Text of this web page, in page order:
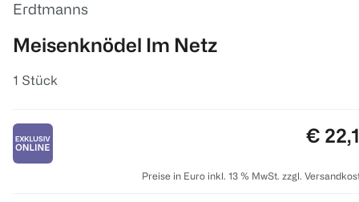
Erdtmanns
Meisenknödel Im Netz
1 Stück
Preis:
€
Preise in Euro inkl. 13 % MwSt. zzgl.